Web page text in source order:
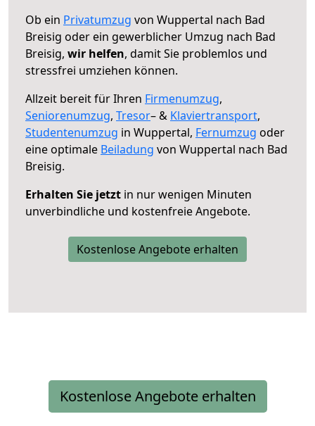
Ob ein Privatumzug von Wuppertal nach Bad
Breisig oder ein gewerblicher Umzug nach Bad
Breisig, wir helfen, damit Sie problemlos und
stressfrei umziehen können.
Allzeit bereit für Ihren Firmenumzug,
Seniorenumzug, Tresor– & Klaviertransport,
Studentenumzug in Wuppertal, Fernumzug oder
eine optimale Beiladung von Wuppertal nach Bad
Breisig.
Erhalten Sie jetzt in nur wenigen Minuten
unverbindliche und kostenfreie Angebote.
Kostenlose Angebote erhalten
Kostenlose Angebote erhalten